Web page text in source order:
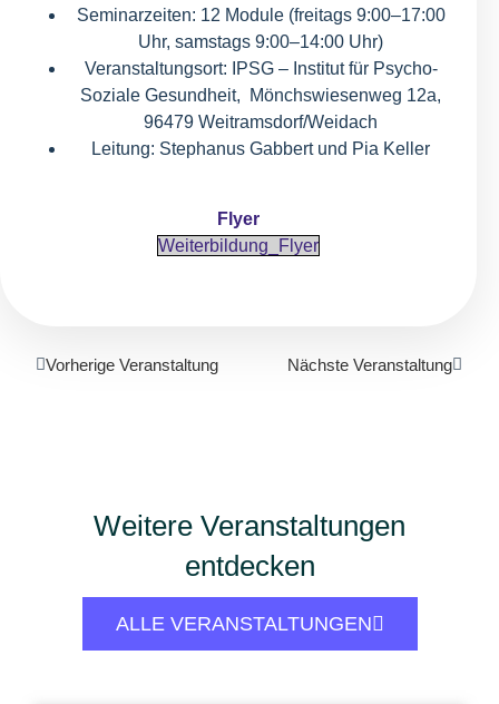
Seminarzeiten: 12 Module (freitags 9:00–17:00
Uhr, samstags 9:00–14:00 Uhr)
Veranstaltungsort: IPSG – Institut für Psycho-
Soziale Gesundheit, Mönchswiesenweg 12a,
96479 Weitramsdorf/Weidach
Leitung: Stephanus Gabbert und Pia Keller
Flyer
Weiterbildung_Flyer
Vorherige Veranstaltung Nächste Veranstaltung
Weitere Veranstaltungen
entdecken
ALLE VERANSTALTUNGEN